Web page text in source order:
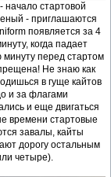
стартовой
- приглашаются
появляется за 4
когда падает
перед стартом
Не знаю как
в гуще кайтов
и за флагами
и еще двигаться
времени стартовые
завалы, кайты
дорогу остальным
четыре).